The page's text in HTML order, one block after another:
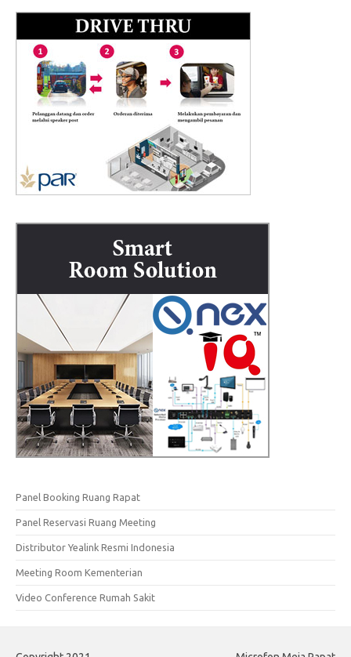
Panel Booking Ruang Rapat
Panel Reservasi Ruang Meeting
Distributor Yealink Resmi Indonesia
Meeting Room Kementerian
Video Conference Rumah Sakit